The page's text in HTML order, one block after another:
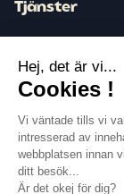
Följ oss
Tjänster
Hej, det är vi...
Cookies !
Vi väntade tills vi
intresserad av
webbplatsen innan
ditt besök...
Är det okej för dig?